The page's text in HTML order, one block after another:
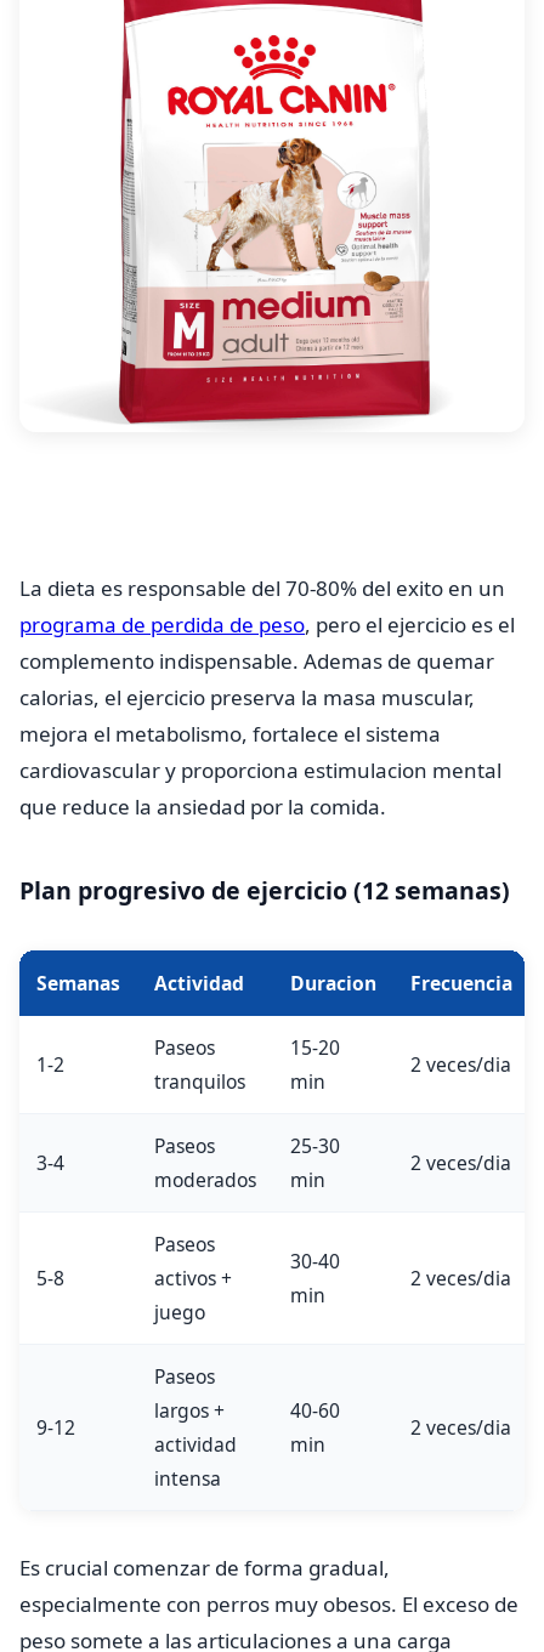
La dieta es responsable del 70-80% del exito en un
programa de perdida de peso, pero el ejercicio es el
complemento indispensable. Ademas de quemar
calorias, el ejercicio preserva la masa muscular,
mejora el metabolismo, fortalece el sistema
cardiovascular y proporciona estimulacion mental
que reduce la ansiedad por la comida.
Plan progresivo de ejercicio (12 semanas)
Semanas Actividad Duracion Frecuencia
1-2
Paseos
tranquilos
15-20
min
2 veces/dia
3-4
Paseos
moderados
25-30
min
2 veces/dia
5-8
Paseos
activos +
juego
30-40
min
2 veces/dia
9-12
Paseos
largos +
actividad
intensa
40-60
min
2 veces/dia
Es crucial comenzar de forma gradual,
especialmente con perros muy obesos. El exceso de
peso somete a las articulaciones a una carga